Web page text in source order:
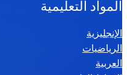
المواد التعليمية
الإنجليزية
الرياضيات
العربية